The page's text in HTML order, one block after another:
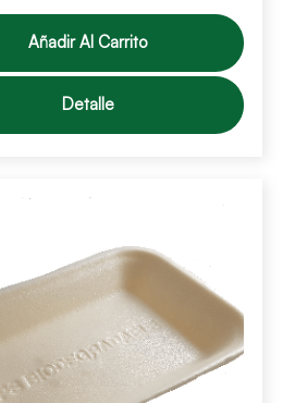
Añadir Al Carrito
Detalle